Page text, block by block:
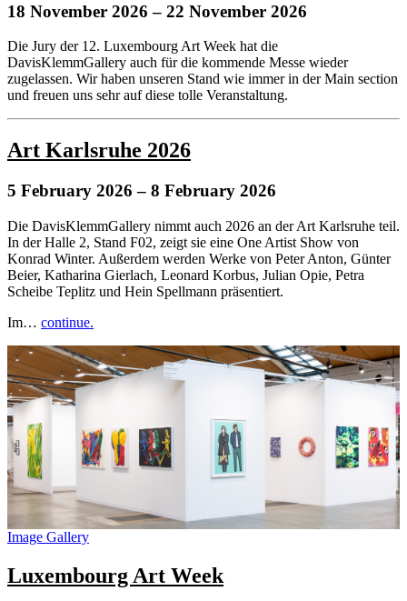
18 November 2026 – 22 November 2026
Die Jury der 12. Luxembourg Art Week hat die
DavisKlemmGallery auch für die kommende Messe wieder
zugelassen. Wir haben unseren Stand wie immer in der Main section
und freuen uns sehr auf diese tolle Veranstaltung.
Art Karlsruhe 2026
5 February 2026 – 8 February 2026
Die DavisKlemmGallery nimmt auch 2026 an der Art Karlsruhe teil.
In der Halle 2, Stand F02, zeigt sie eine One Artist Show von
Konrad Winter. Außerdem werden Werke von Peter Anton, Günter
Beier, Katharina Gierlach, Leonard Korbus, Julian Opie, Petra
Scheibe Teplitz und Hein Spellmann präsentiert.
Im… continue.
Image Gallery
Luxembourg Art Week